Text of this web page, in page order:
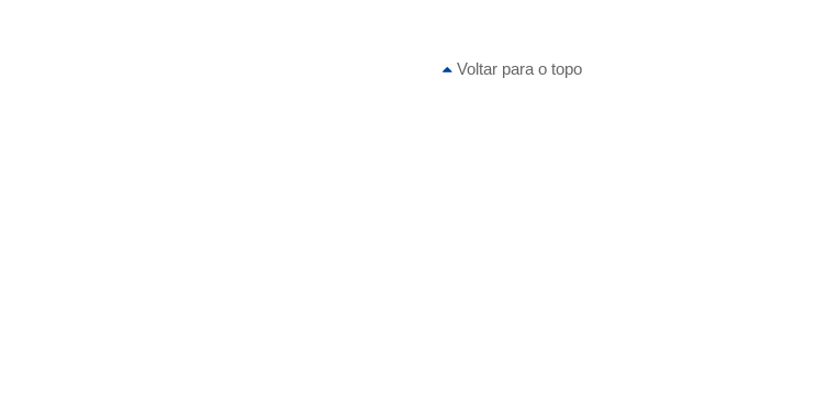
Voltar para o topo